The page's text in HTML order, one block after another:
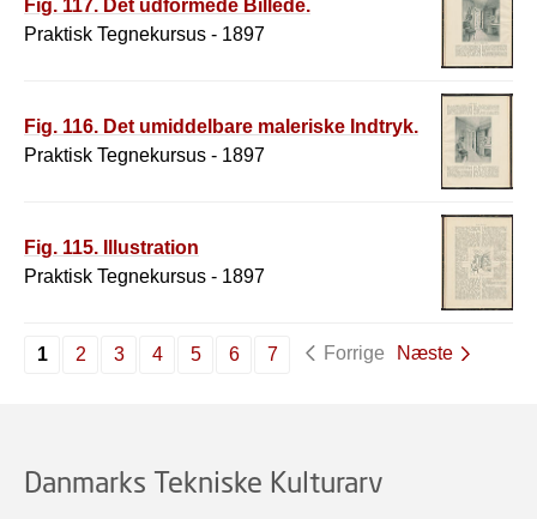
Fig. 117. Det udformede Billede.
Praktisk Tegnekursus - 1897
Fig. 116. Det umiddelbare maleriske Indtryk.
Praktisk Tegnekursus - 1897
Fig. 115. Illustration
Praktisk Tegnekursus - 1897
1 2 3 4 5 6 7 Forrige Næste
Danmarks Tekniske Kulturarv